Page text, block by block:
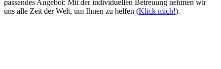
passendes Angebot: Mit der individuellen Betreuung nehmen wir
uns alle Zeit der Welt, um Ihnen zu helfen (Klick mich!).